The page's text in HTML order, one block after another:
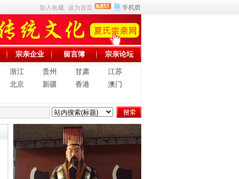
加入收藏 设为首页
宗亲企业 留言簿 宗亲论坛
浙江 贵州 甘肃
江苏
北京 新疆 香港
澳门